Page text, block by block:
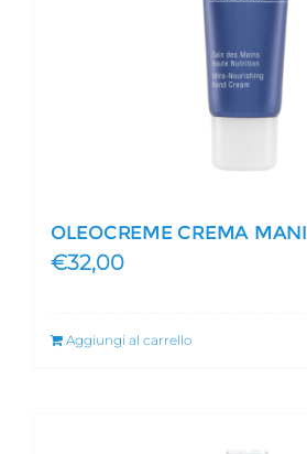
OLEOCREME CREMA MANI
€32,00
Aggiungi al carrello